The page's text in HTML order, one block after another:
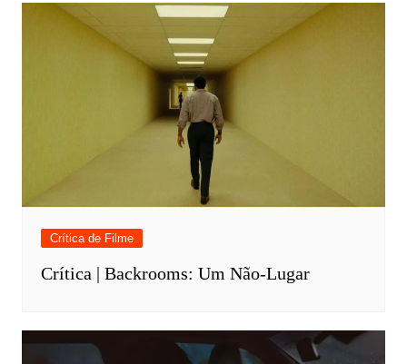
Crítica de Filme
Crítica | Backrooms: Um Não-Lugar